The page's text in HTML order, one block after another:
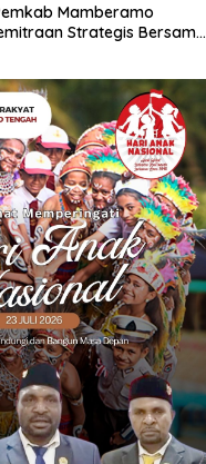
Mamberamo
Strategis Bersama